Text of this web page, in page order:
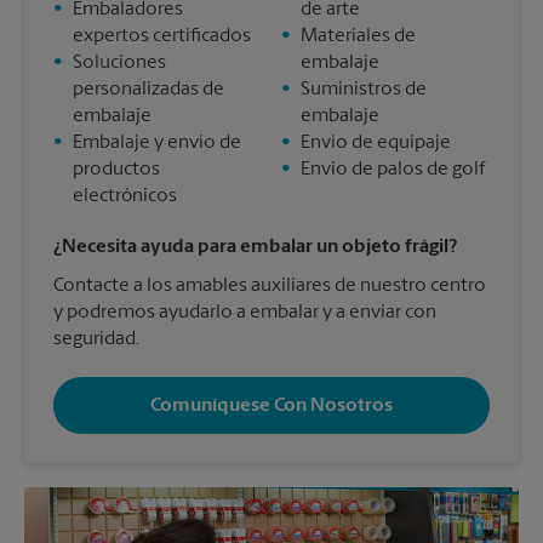
•
Embaladores
expertos certificados
•
Soluciones
personalizadas de
embalaje
•
Embalaje y envío de
productos
electrónicos
de arte
•
Materiales de
embalaje
•
Suministros de
embalaje
•
Envío de equipaje
•
Envío de palos de golf
¿Necesita ayuda para embalar un objeto frágil?
Contacte a los amables auxiliares de nuestro centro
y podremos ayudarlo a embalar y a enviar con
seguridad.
Comuníquese Con Nosotros